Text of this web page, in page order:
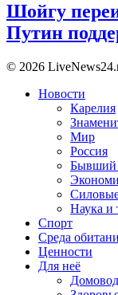
Шойгу
Путин
© 2026
Новости
Карелия
Мир
Россия
Наука и
Спорт
Среда
Ценности
Для неё